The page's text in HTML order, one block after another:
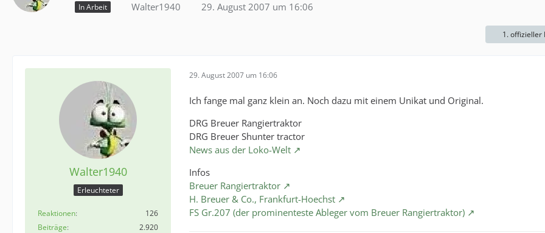
In Arbeit Walter1940 29. August 2007 um 16:06
1. offizieller
Walter1940
Erleuchteter
Reaktionen
126
Beiträge
2.920
29. August 2007 um 16:06
Ich fange mal ganz klein an. Noch dazu mit einem Unikat und Original.
DRG Breuer Rangiertraktor
DRG Breuer Shunter tractor
News aus der Loko-Welt
Infos
Breuer Rangiertraktor
H. Breuer & Co., Frankfurt-Hoechst
FS Gr.207 (der prominenteste Ableger vom Breuer Rangiertraktor)